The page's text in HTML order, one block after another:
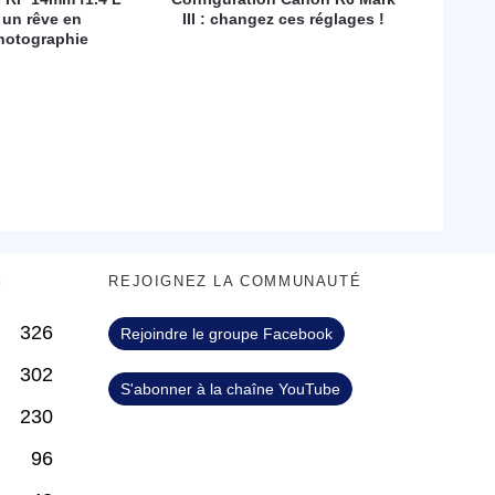
rêve en
III : changez ces réglages !
326
302
230
96
REJOIGNEZ LA COMMUNAUTÉ
Rejoindre le groupe Facebook
S'abonner à la chaîne YouTube